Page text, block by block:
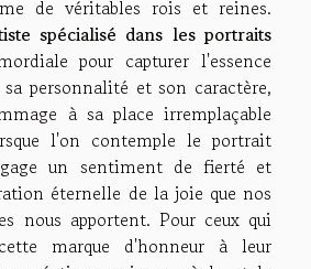
de véritables rois et reines.
spécialisé dans les portraits
pour capturer l'essence
personnalité et son caractère,
à sa place irremplaçable
l'on contemple le portrait
un sentiment de fierté et
éternelle de la joie que nos
nous apportent. Pour ceux qui
marque d'honneur à leur